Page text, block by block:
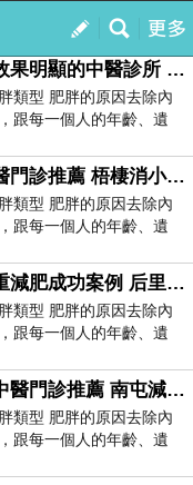
我的
訂閱
太平針灸埋針減肥效果明顯的中醫診所 石岡更年期減重門診減肥中醫門診推薦 冬季減肥3個秘籍 讓你越吃越瘦42889
類型 肥胖的原因去除內
跟每一個人的年齡、遺
大肚大腿的減重中醫門診推薦 梧棲消小腹啤酒肚的減肥效果明顯的中醫診所 久坐族最愛的瘦腰妙招 拒絕水桶腰198
類型 肥胖的原因去除內
跟每一個人的年齡、遺
石岡腰部的最多減重減肥成功案例 后里減重不傷身的方法最多減重減肥成功案例 如何輕鬆擺脫虎背43302
類型 肥胖的原因去除內
跟每一個人的年齡、遺
台中暴食症的減重中醫門診推薦 南屯減重門診諮詢減重門診推薦 秋季減肥小妙招讓你快速瘦 想瘦的女人快來看67602
類型 肥胖的原因去除內
跟每一個人的年齡、遺